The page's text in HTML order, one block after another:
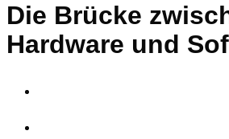
Die Brücke
Hardware und